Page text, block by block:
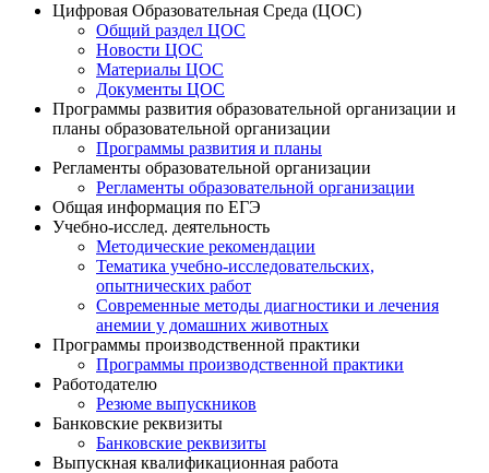
Цифровая Образовательная Среда (ЦОС)
Общий раздел ЦОС
Новости ЦОС
Материалы ЦОС
Документы ЦОС
Программы развития образовательной организации и
планы образовательной организации
Программы развития и планы
Регламенты образовательной организации
Регламенты образовательной организации
Общая информация по ЕГЭ
Учебно-исслед. деятельность
Методические рекомендации
Тематика учебно-исследовательских,
опытнических работ
Современные методы диагностики и лечения
анемии у домашних животных
Программы производственной практики
Программы производственной практики
Работодателю
Резюме выпускников
Банковские реквизиты
Банковские реквизиты
Выпускная квалификационная работа